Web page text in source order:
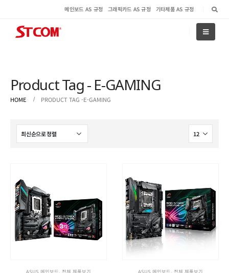
메인보드 AS 규정 그래픽카드 AS 규정 기타제품 AS 규정
Product Tag - E-GAMING
HOME PRODUCT TAG -E-GAMING
ASUS 메인보드, 전체 제품보기 ASUS 메인보드, 전체 제품보기